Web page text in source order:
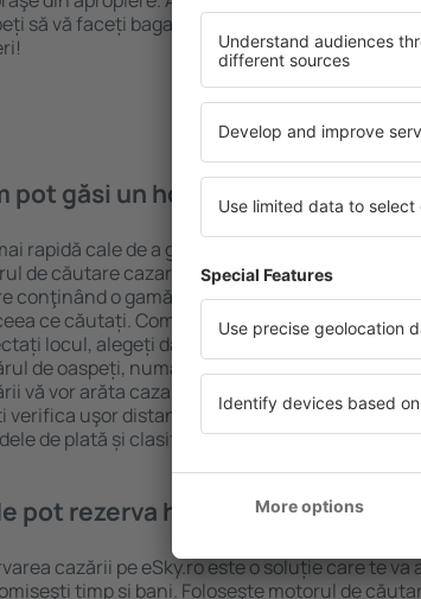
să vă faceți bagajele pentru o vacanţă sau
pot găsi un hotel în Porto Cervo?
rapidă cale de a găsi un hotel în Porto Cervo
de căutare cazare eSky. Baza mare de date cu
conţinând o gamă largă de opţiuni este o
ce căutați. Completați câmpurile motorului
locul, alegeți data de check-in și check-out,
de oaspeți, numărul de camere şi gata!
vă vor arăta cazarea disponibilă ȋn perioada
verifica uşor distanța de la hotel ȋn centrul
de plată și clasificarea hotelului.
pot rezerva hoteluri ȋn în Porto
cazării pe eSky.ro este o soluție care te va
timp și bani. Foloseşte motorul de